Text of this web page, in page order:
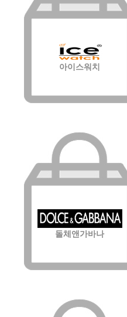
아이스워치
돌체앤가바나